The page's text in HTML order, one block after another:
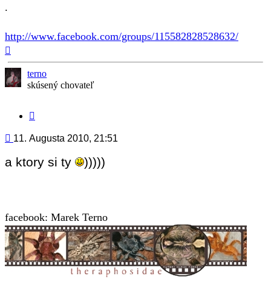
.
http://www.facebook.com/groups/115582828528632/
terno
skúsený chovateľ
Príspevok
11. Augusta 2010, 21:51
a ktory si ty )))))
facebook: Marek Terno